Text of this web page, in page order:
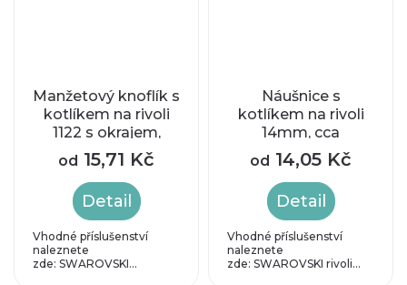
Manžetový knoflík s
kotlíkem na rivoli
1122 s okrajem,
délka 20mm
od 15,71 Kč
Detail
Vhodné příslušenství
naleznete
zde: SWAROVSKI...
Náušnice s
kotlíkem na rivoli
14mm, cca
24/14mm
od 14,05 Kč
Detail
Vhodné příslušenství
naleznete
zde: SWAROVSKI rivoli...